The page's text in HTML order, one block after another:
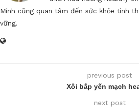
Mình cũng quan tâm đến sức khỏe tinh
vững.
previous post
Xôi bắp yến mạch
next post